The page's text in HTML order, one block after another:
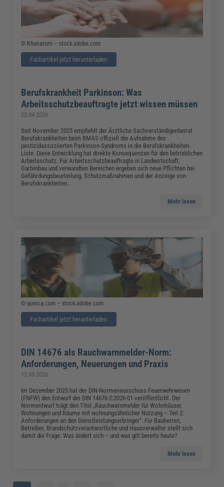
© Khunatorn – stock.adobe.com
Fachartikel jetzt herunterladen
Berufskrankheit Parkinson: Was
Arbeitsschutzbeauftragte jetzt wissen müssen
23.04.2026
Seit November 2025 empfiehlt der Ärztliche Sachverständigenbeirat
Berufskrankheiten beim BMAS offiziell die Aufnahme des
pestizidassoziierten Parkinson-Syndroms in die Berufskrankheiten-
Liste. Diese Entwicklung hat direkte Konsequenzen für den betrieblichen
Arbeitsschutz. Für Arbeitsschutzbeauftragte in Landwirtschaft,
Gartenbau und verwandten Bereichen ergeben sich neue Pflichten bei
Gefährdungsbeurteilung, Schutzmaßnahmen und der Anzeige von
Berufskrankheiten.
Mehr lesen
© qunica.com – stock.adobe.com
Fachartikel jetzt herunterladen
DIN 14676 als Rauchwarnmelder-Norm:
Anforderungen, Neuerungen und Praxis
12.03.2026
Im Dezember 2025 hat der DIN-Normenausschuss Feuerwehrwesen
(FNFW) den Entwurf der DIN 14676-2:2026-01 veröffentlicht. Der
Normentwurf trägt den Titel „Rauchwarnmelder für Wohnhäuser,
Wohnungen und Räume mit wohnungsähnlicher Nutzung – Teil 2:
Anforderungen an den Dienstleistungserbringer". Für Bauherren,
Betreiber, Brandschutzverantwortliche und Hausverwalter stellt sich
damit die Frage: Was ändert sich – und was gilt bereits heute?
Mehr lesen